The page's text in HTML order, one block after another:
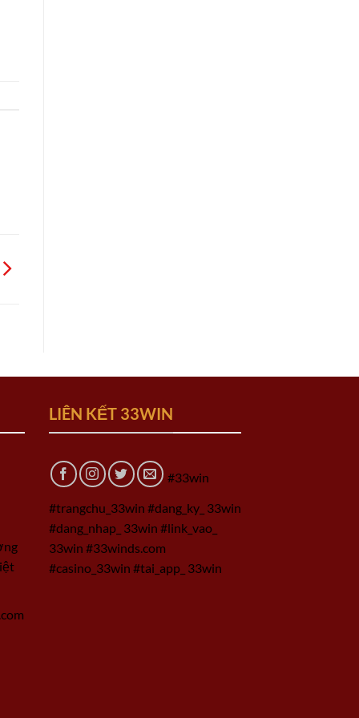
LIÊN KẾT 33WIN
#33win
#trangchu_33win #dang_ky_ 33win
#dang_nhap_ 33win #link_vao_
33win #33winds.com
#casino_33win #tai_app_ 33win